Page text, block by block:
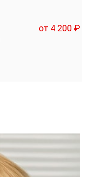
от 4 200 ₽